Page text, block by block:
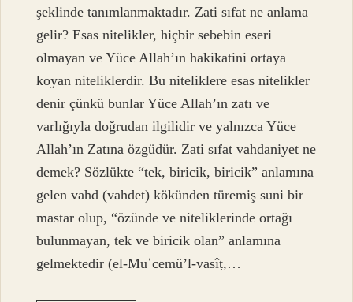
şeklinde tanımlanmaktadır. Zati sıfat ne anlama
gelir? Esas nitelikler, hiçbir sebebin eseri
olmayan ve Yüce Allah’ın hakikatini ortaya
koyan niteliklerdir. Bu niteliklere esas nitelikler
denir çünkü bunlar Yüce Allah’ın zatı ve
varlığıyla doğrudan ilgilidir ve yalnızca Yüce
Allah’ın Zatına özgüdür. Zati sıfat vahdaniyet ne
demek? Sözlükte “tek, biricik, biricik” anlamına
gelen vahd (vahdet) kökünden türemiş suni bir
mastar olup, “özünde ve niteliklerinde ortağı
bulunmayan, tek ve biricik olan” anlamına
gelmektedir (el-Muʿcemü’l-vasîṭ,…